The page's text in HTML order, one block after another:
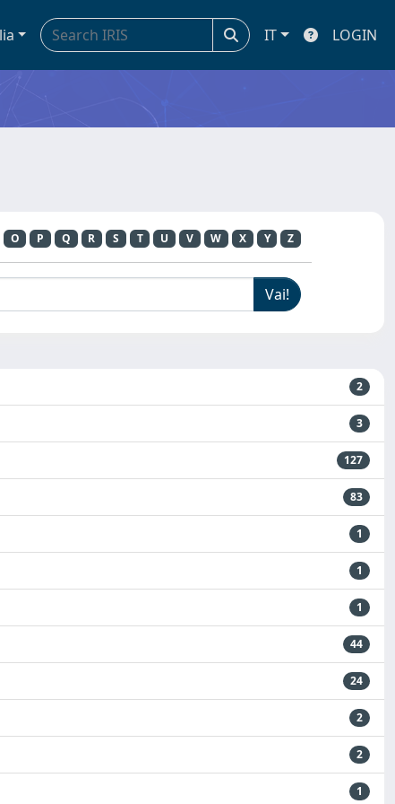
IT LOGIN
O P Q R S T U V W X Y Z
2
3
127
83
1
1
1
44
24
2
2
1